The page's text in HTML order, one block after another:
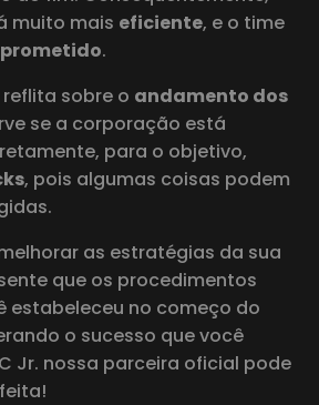
muito mais eficiente, e o time
.
sobre o andamento dos
se a corporação está
para o objetivo,
, pois algumas coisas podem
as estratégias da sua
que os procedimentos
estabeleceu no começo do
o sucesso que você
Jr. nossa parceira oficial pode